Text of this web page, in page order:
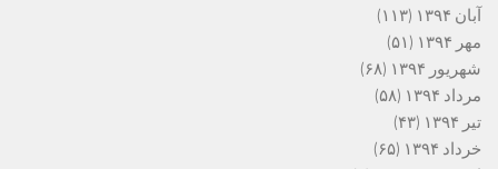
آبان ۱۳۹۴
(۱۱۳)
مهر ۱۳۹۴
(۵۱)
شهریور ۱۳۹۴
(۶۸)
مرداد ۱۳۹۴
(۵۸)
تیر ۱۳۹۴
(۴۳)
خرداد ۱۳۹۴
(۶۵)